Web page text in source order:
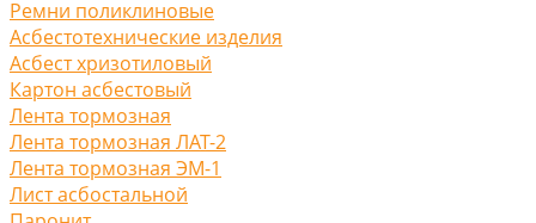
Ремни поликлиновые
Асбестотехнические изделия
Асбест хризотиловый
Картон асбестовый
Лента тормозная
Лента тормозная ЛАТ-2
Лента тормозная ЭМ-1
Лист асбостальной